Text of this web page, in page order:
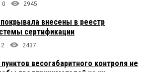
0 2945
внесены в реестр
сертификации
2 2437
весогабаритного контроля не